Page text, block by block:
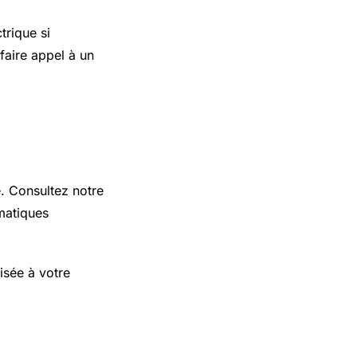
si
appel à un
Consultez notre
à votre